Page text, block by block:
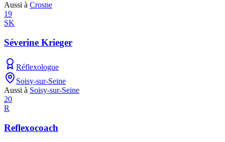
Aussi à Crosne
19
SK
Séverine Krieger
Réflexologue
Soisy-sur-Seine
Aussi à Soisy-sur-Seine
20
R
Reflexocoach